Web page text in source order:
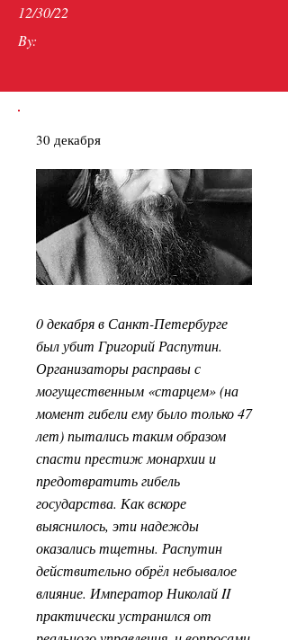
12/30/22
By:
30 декабря
0 декабря в Санкт-Петербурге
был убит Григорий Распутин.
Организаторы расправы с
могущественным «старцем» (на
момент гибели ему было только 47
лет) пытались таким образом
спасти престиж монархии и
предотвратить гибель
государства. Как вскоре
выяснилось, эти надежды
оказались тщетны. Распутин
действительно обрёл небывалое
влияние. Император Николай II
практически устранился от